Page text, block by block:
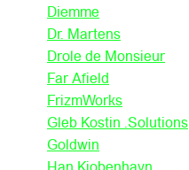
Diemme
Dr. Martens
Drole de Monsieur
Far Afield
FrizmWorks
Gleb Kostin .Solutions
Goldwin